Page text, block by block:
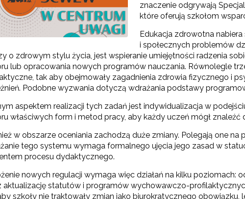
"Konkurs grantowy edycja V"
"Konkurs grantowy edycja IV"
"Konkurs grantowy edycja III"
"Konkurs grantowy edycja II"
"Konkurs grantowy edycja I"
"Cyfrowy rozwój oświaty w ZJST"
znaczenie odgrywają
które oferują szkołom
Edukacja zdrowotna
i społecznych problemów
o zdrowym stylu życia, jest wspieranie umiejętności radzenia
lub opracowania nowych programów nauczania. Równolegle
tak aby obejmowały zagadnienia zdrowia fizycznego i
Podobne wyzwania dotyczą wdrażania podstawy
aspektem realizacji tych zadań jest indywidualizacja w
właściwych form i metod pracy, aby każdy uczeń mógł
w obszarze oceniania zachodzą duże zmiany. Polegają one na
tego systemu wymaga formalnego ujęcia jego zasad w
procesu dydaktycznego.
nowych regulacji wymaga więc działań na kilku poziomach:
aktualizację statutów i programów wychowawczo-
szkoły nie traktowały zmian jako biurokratycznego